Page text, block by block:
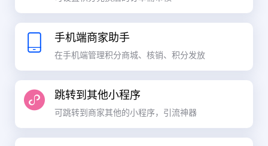
手机端商家助手
在手机端管理积分商城、核销、积分发放
跳转到其他小程序
可跳转到商家其他的小程序，引流神器